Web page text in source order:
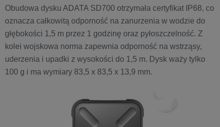
Obudowa dysku ADATA SD700 otrzymała certyfikat IP68, co
oznacza całkowitą odporność na zanurzenia w wodzie do
głębokości 1,5 m przez 1 godzinę oraz pyłoszczelność. Z
kolei wojskowa norma zapewnia odporność na wstrząsy,
uderzenia i upadki z wysokości do 1,5 m. Dysk waży tylko
100 g i ma wymiary 83,5 x 83,5 x 13,9 mm.